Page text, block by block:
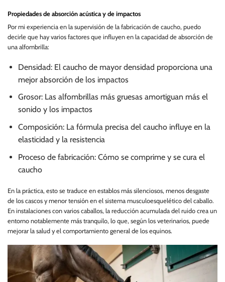
Propiedades de absorción acústica y de impactos
Por mi experiencia en la supervisión de la fabricación de caucho, puedo
decirle que hay varios factores que influyen en la capacidad de absorción de
una alfombrilla:
Densidad: El caucho de mayor densidad proporciona una
mejor absorción de los impactos
Grosor: Las alfombrillas más gruesas amortiguan más el
sonido y los impactos
Composición: La fórmula precisa del caucho influye en la
elasticidad y la resistencia
Proceso de fabricación: Cómo se comprime y se cura el
caucho
En la práctica, esto se traduce en establos más silenciosos, menos desgaste
de los cascos y menor tensión en el sistema musculoesquelético del caballo.
En instalaciones con varios caballos, la reducción acumulada del ruido crea un
entorno notablemente más tranquilo, lo que, según los veterinarios, puede
mejorar la salud y el comportamiento general de los equinos.